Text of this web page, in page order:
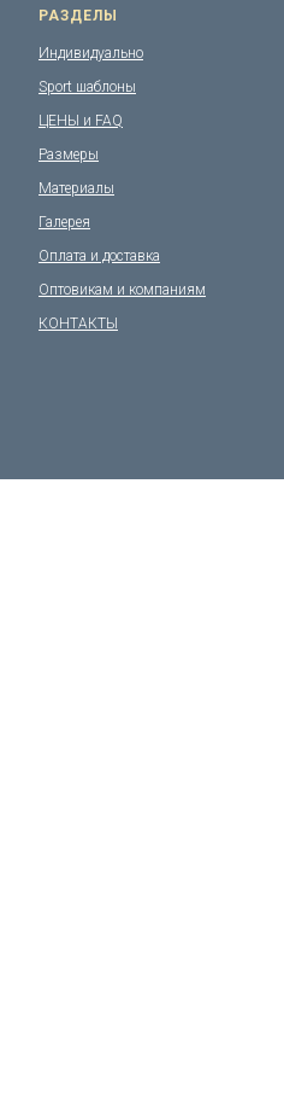
РАЗДЕЛЫ
Индивидуально
Sport шаблоны
ЦЕНЫ и FAQ
Размеры
Материалы
Галерея
Оплата и доставка
Оптовикам и компаниям
КОНТАКТЫ